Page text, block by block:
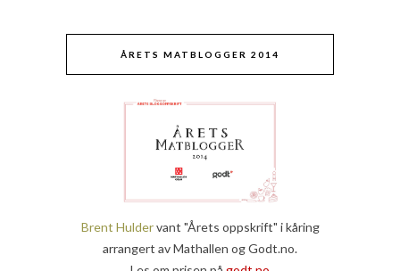
ÅRETS MATBLOGGER 2014
Brent Huldervant "Årets oppskrift" i kåring
arrangert av Mathallen og Godt.no.